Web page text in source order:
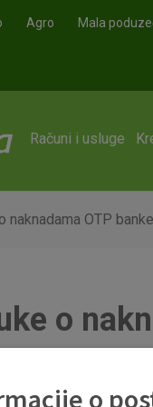
Agro Mala
Računi i usluge
naknadama OTP
o
izmjene i dopune
o